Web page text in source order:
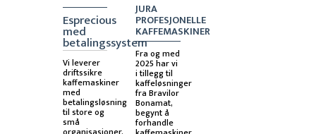
Esprecious
med
betalingssystem
Vi leverer
driftssikre
kaffemaskiner
med
betalingsløsning
til store og
små
JURA
PROFESJONELLE
KAFFEMASKINER
Fra og med
2025 har vi
i tillegg til
kaffeløsninger
fra Bravilor
Bonamat,
begynt å
forhandle